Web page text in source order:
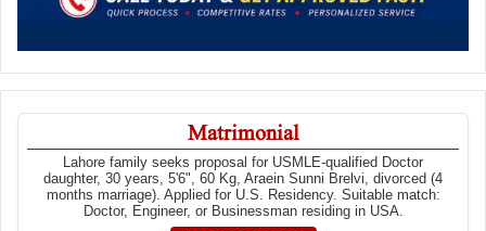
Matrimonial
Lahore family seeks proposal for USMLE-qualified Doctor
daughter, 30 years, 5'6", 60 Kg, Araein Sunni Brelvi, divorced (4
months marriage). Applied for U.S. Residency. Suitable match:
Doctor, Engineer, or Businessman residing in USA.